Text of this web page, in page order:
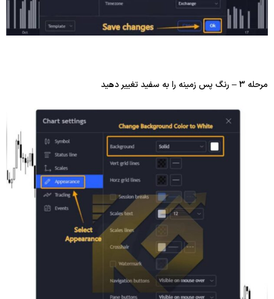
مرحله 3 – رنگ پس زمینه را به سفید تغییر دهید